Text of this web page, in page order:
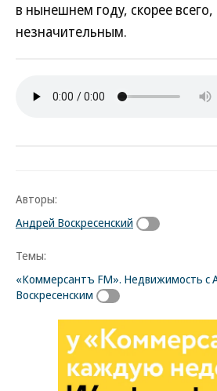
в нынешнем году, скорее всего,
незначительным.
Авторы:
Андрей Воскресенский
Темы:
«Коммерсантъ FM». Недвижимость с
Воскресенским